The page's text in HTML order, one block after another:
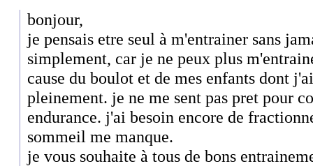
bonjour,
je pensais etre seul à m'entrainer sans
simplement, car je ne peux plus
cause du boulot et de mes enfants dont
pleinement. je ne me sent pas pret pour
endurance. j'ai besoin encore de
sommeil me manque.
je vous souhaite à tous de bons